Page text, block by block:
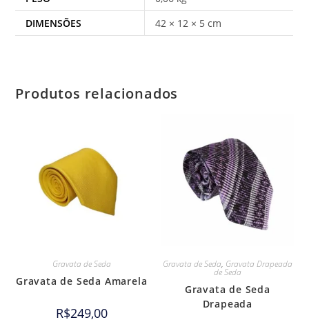
DIMENSÕES
42 × 12 × 5 cm
Produtos relacionados
Gravata de Seda
Gravata de Seda Amarela
R$249,00
Gravata de Seda, Gravata Drapeada
de Seda
Gravata de Seda
Drapeada